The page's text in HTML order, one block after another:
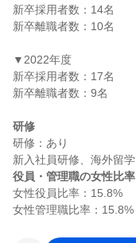
新卒採用者数：14名
新卒離職者数：10名
▼2022年度
新卒採用者数：17名
新卒離職者数：9名
研修
研修：あり
役員・管理職の女性比率
女性役員比率：15.8%